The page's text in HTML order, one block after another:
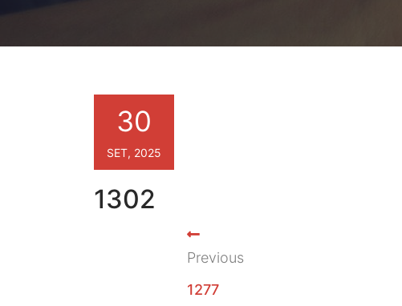
1302
30
SET, 2025
Previous
1277